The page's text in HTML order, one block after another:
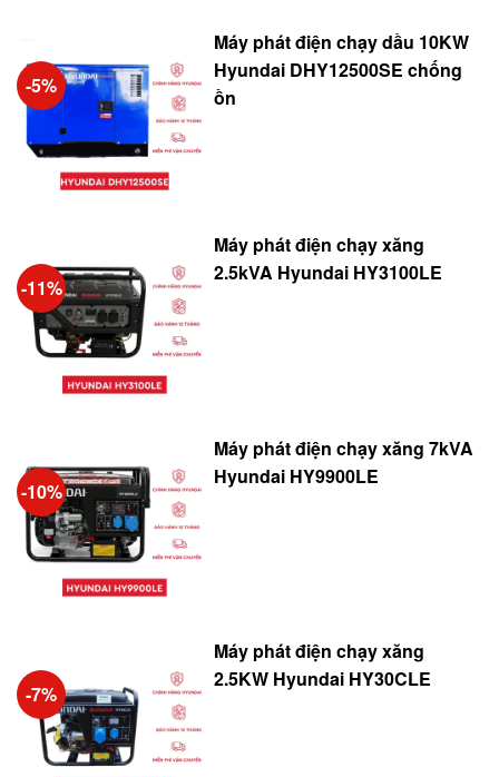
-5%
Máy phát điện chạy dầu 10KW
Hyundai DHY12500SE chống
ồn
-11%
Máy phát điện chạy xăng
2.5kVA Hyundai HY3100LE
-10%
Máy phát điện chạy xăng 7kVA
Hyundai HY9900LE
-7%
Máy phát điện chạy xăng
2.5KW Hyundai HY30CLE